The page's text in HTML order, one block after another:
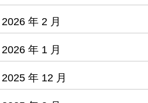
2026 年 2 月
2026 年 1 月
2025 年 12 月